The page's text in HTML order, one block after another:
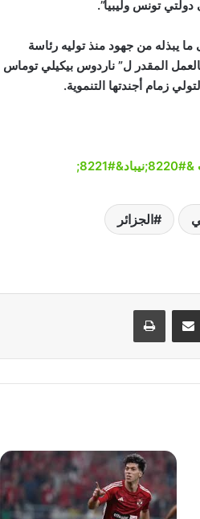
دولتي تونس وليبيا”.
يبذله من جهود منذ توليه رئاسة
المقدر ل” ناردوس بيكيلي توماس
زمام أجندتها التنموية.
الجزائر